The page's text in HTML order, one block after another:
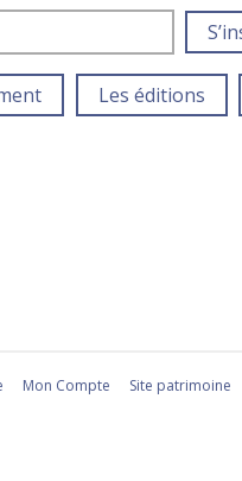
Les éditions
Mon Compte Site patrimoine